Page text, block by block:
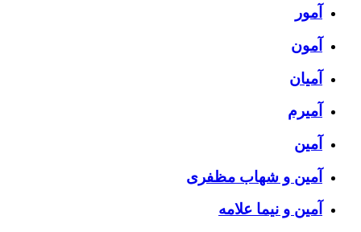
آمور
آمون
آمیان
آمیرم
آمین
آمین و شهاب مظفری
آمین و نیما علامه